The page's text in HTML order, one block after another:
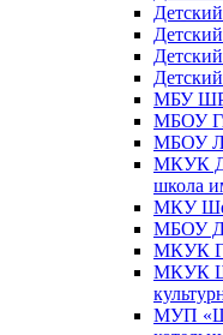
МБУ ШР
МБОУ
МБОУ
МКУК
школа
МКУ
МБОУ
МКУК
МКУК
МУП